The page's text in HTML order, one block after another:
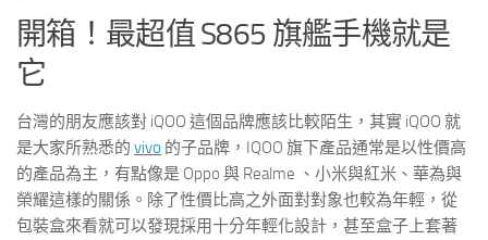
開箱！最超值 S865 旗艦手機就是
它
台灣的朋友應該對 iQOO 這個品牌應該比較陌生，其實 iQOO 就
是大家所熟悉的 vivo 的子品牌，IQOO 旗下產品通常是以性價高
的產品為主，有點像是 Oppo 與 Realme 、小米與紅米、華為與
榮耀這樣的關係。除了性價比高之外面對對象也較為年輕，從
包裝盒來看就可以發現採用十分年輕化設計，甚至盒子上套著